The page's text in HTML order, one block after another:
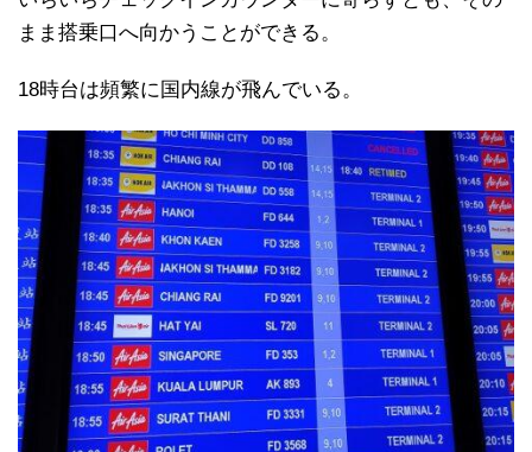
まま搭乗口へ向かうことができる。
18時台は頻繁に国内線が飛んでいる。